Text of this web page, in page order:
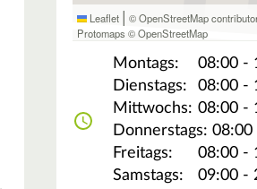
Leaflet | © OpenStreetMap
Protomaps ©OpenStreetMap
Montags:
08:00 -
Dienstags:
08:00 -
Mittwochs: 08:00 -
Donnerstags: 08:00
Freitags:
08:00 -
Samstags:
09:00 -